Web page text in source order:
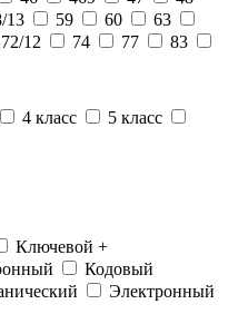
13 59 60
63
72/12 74 77
83
4 класс
5 класс
Ключевой +
Кодовый
Электронный